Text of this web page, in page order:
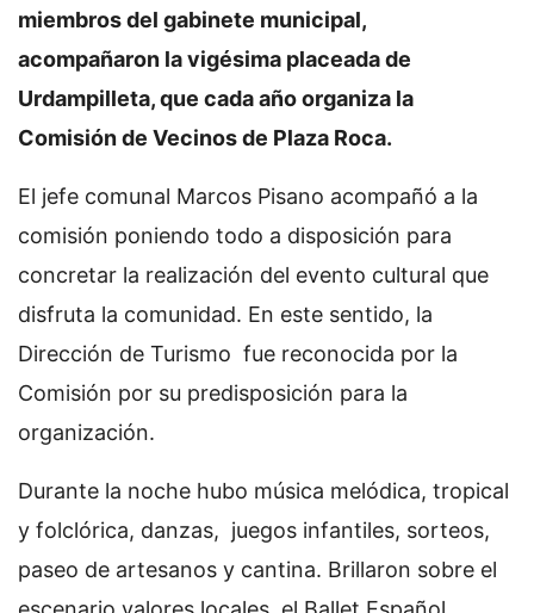
miembros del gabinete municipal,
acompañaron la vigésima placeada de
Urdampilleta, que cada año organiza la
Comisión de Vecinos de Plaza Roca.
El jefe comunal Marcos Pisano acompañó a la
comisión poniendo todo a disposición para
concretar la realización del evento cultural que
disfruta la comunidad. En este sentido, la
Dirección de Turismo fue reconocida por la
Comisión por su predisposición para la
organización.
Durante la noche hubo música melódica, tropical
y folclórica, danzas, juegos infantiles, sorteos,
paseo de artesanos y cantina. Brillaron sobre el